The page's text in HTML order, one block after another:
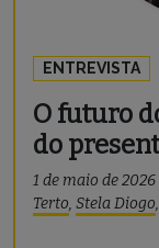
ENTREVISTA
O futuro
do
1 de maio de 2026
Terto, Stela Diogo,